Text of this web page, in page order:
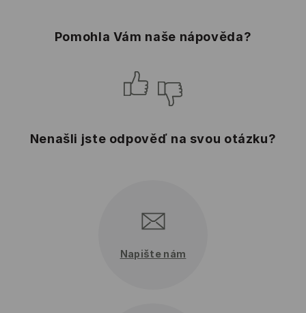
Pomohla Vám naše nápověda?
Nenašli jste odpověď na svou otázku?
Napište nám